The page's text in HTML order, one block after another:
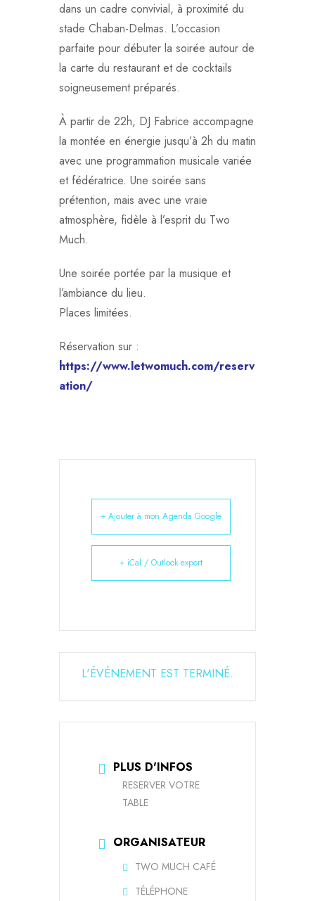
dans un cadre convivial, à proximité du
stade Chaban-Delmas. L’occasion
parfaite pour débuter la soirée autour de
la carte du restaurant et de cocktails
soigneusement préparés.
À partir de 22h, DJ Fabrice accompagne
la montée en énergie jusqu’à 2h du matin
avec une programmation musicale variée
et fédératrice. Une soirée sans
prétention, mais avec une vraie
atmosphère, fidèle à l’esprit du Two
Much.
Une soirée portée par la musique et
l’ambiance du lieu.
Places limitées.
Réservation sur :
https://www.letwomuch.com/reserv
ation/
+ Ajouter à mon Agenda Google
+ iCal / Outlook export
L'ÉVÉNEMENT EST TERMINÉ.
PLUS D'INFOS
RESERVER VOTRE
TABLE
ORGANISATEUR
TWO MUCH CAFÉ
TÉLÉPHONE